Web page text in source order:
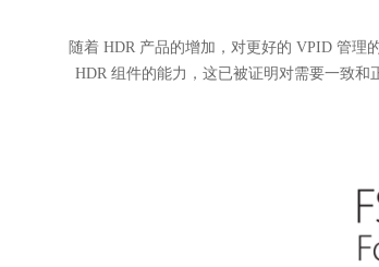
随着 HDR 产品的增加，对更好的 VPID 管理
HDR 组件的能力，这已被证明对需要一致